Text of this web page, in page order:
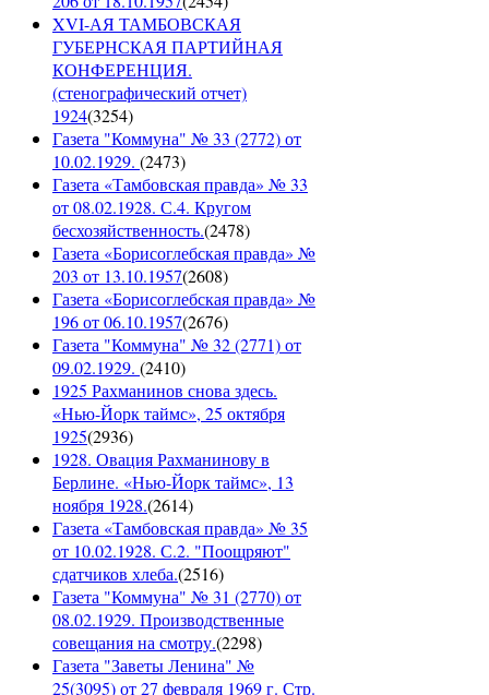
XVI-АЯ ТАМБОВСКАЯ
ГУБЕРНСКАЯ ПАРТИЙНАЯ
КОНФЕРЕНЦИЯ.
(стенографический отчет)
1924(3254)
Газета "Коммуна" № 33 (2772) от
10.02.1929. (2473)
Газета «Тамбовская правда» № 33
от 08.02.1928. С.4. Кругом
бесхозяйственность.(2478)
Газета «Борисоглебская правда» №
203 от 13.10.1957(2608)
Газета «Борисоглебская правда» №
196 от 06.10.1957(2676)
Газета "Коммуна" № 32 (2771) от
09.02.1929. (2410)
1925 Рахманинов снова здесь.
«Нью-Йорк таймс», 25 октября
1925(2936)
1928. Овация Рахманинову в
Берлине. «Нью-Йорк таймс», 13
ноября 1928.(2614)
Газета «Тамбовская правда» № 35
от 10.02.1928. С.2. "Поощряют"
сдатчиков хлеба.(2516)
Газета "Коммуна" № 31 (2770) от
08.02.1929. Производственные
совещания на смотру.(2298)
Газета "Заветы Ленина" №
25(3095) от 27 февраля 1969 г. Стр.